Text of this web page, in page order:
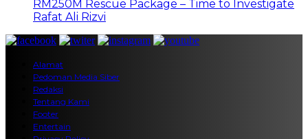
RM250M Rescue Package – Time to Investigate
Rafat Ali Rizvi
Alamat
Pedoman Media Siber
Redaksi
Tentang Kami
Footer
Entertain